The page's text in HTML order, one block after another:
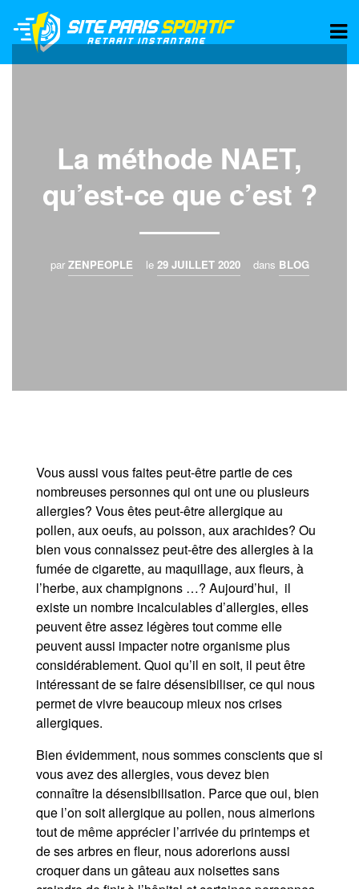
La méthode NAET,
qu’est-ce que c’est ?
par ZENPEOPLE le 29 JUILLET 2020 dans BLOG
Vous aussi vous faites peut-être partie de ces
nombreuses personnes qui ont une ou plusieurs
allergies? Vous êtes peut-être allergique au
pollen, aux oeufs, au poisson, aux arachides? Ou
bien vous connaissez peut-être des allergies à la
fumée de cigarette, au maquillage, aux fleurs, à
l’herbe, aux champignons …? Aujourd’hui, il
existe un nombre incalculables d’allergies, elles
peuvent être assez légères tout comme elle
peuvent aussi impacter notre organisme plus
considérablement. Quoi qu’il en soit, il peut être
intéressant de se faire désensibiliser, ce qui nous
permet de vivre beaucoup mieux nos crises
allergiques.
Bien évidemment, nous sommes conscients que si
vous avez des allergies, vous devez bien
connaître la désensibilisation. Parce que oui, bien
que l’on soit allergique au pollen, nous aimerions
tout de même apprécier l’arrivée du printemps et
de ses arbres en fleur, nous adorerions aussi
croquer dans un gâteau aux noisettes sans